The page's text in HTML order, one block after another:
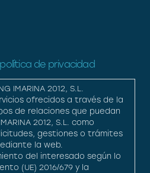
política de privacidad
IMARINA 2012, S.L.
ofrecidos a través de la
de relaciones que puedan
2012, S.L. como
gestiones o trámites
la web.
del interesado según lo
(UE) 2016/679 y la